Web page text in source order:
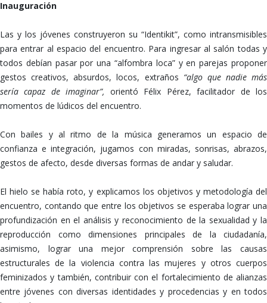
Inauguración
Las y los jóvenes construyeron su “Identikit”, como intransmisibles
para entrar al espacio del encuentro. Para ingresar al salón todas y
todos debían pasar por una “alfombra loca” y en parejas proponer
gestos creativos, absurdos, locos, extraños “algo que nadie más
sería capaz de imaginar”, orientó Félix Pérez, facilitador de los
momentos de lúdicos del encuentro.
Con bailes y al ritmo de la música generamos un espacio de
confianza e integración, jugamos con miradas, sonrisas, abrazos,
gestos de afecto, desde diversas formas de andar y saludar.
El hielo se había roto, y explicamos los objetivos y metodología del
encuentro, contando que entre los objetivos se esperaba lograr una
profundización en el análisis y reconocimiento de la sexualidad y la
reproducción como dimensiones principales de la ciudadanía,
asimismo, lograr una mejor comprensión sobre las causas
estructurales de la violencia contra las mujeres y otros cuerpos
feminizados y también, contribuir con el fortalecimiento de alianzas
entre jóvenes con diversas identidades y procedencias y en todos